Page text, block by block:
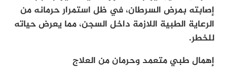
إصابته بمرض السرطان، في ظل استمرار حرمانه من
الرعاية الطبية اللازمة داخل السجن، مما يعرض حياته
للخطر.
إهمال طبي متعمد وحرمان من العلاج